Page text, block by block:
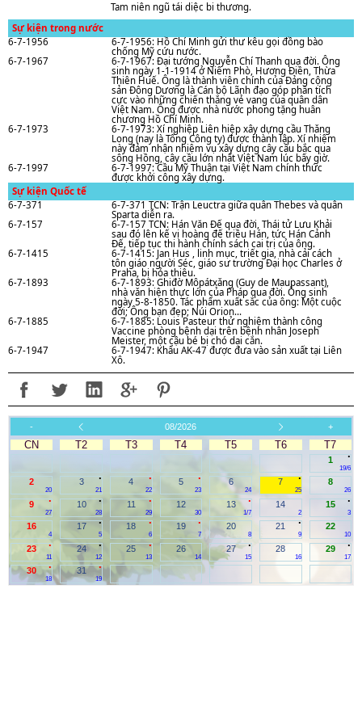
Tam niên ngũ tái diệc bi thương.
Sự kiện trong nước
6-7-1956
6-7-1956: Hồ Chí Minh gửi thư kêu gọi đồng bào
chống Mỹ cứu nước.
6-7-1967
6-7-1967: Đại tướng Nguyễn Chí Thanh qua đời. Ông
sinh ngày 1-1-1914 ở Niêm Phò, Hương Điền, Thừa
Thiên Huế. Ông là thành viên chính của Đảng cộng
sản Đông Dương là Cán bộ Lãnh đạo góp phần tích
cực vào những chiến thắng vẻ vang của quân dân
Việt Nam. Ông được nhà nước phong tặng huân
chương Hồ Chí Minh.
6-7-1973
6-7-1973: Xí nghiệp Liên hiệp xây dựng cầu Thǎng
Long (nay là Tổng Công ty) được thành lập. Xí nhiệm
này đảm nhận nhiệm vụ xây dựng cây cầu bắc qua
sông Hồng, cây cầu lớn nhất Việt Nam lúc bấy giờ.
6-7-1997
6-7-1997: Cầu Mỹ Thuận tại Việt Nam chính thức
được khởi công xây dựng.
Sự kiện Quốc tế
6-7-371
6-7-371 TCN: Trận Leuctra giữa quân Thebes và quân
Sparta diễn ra.
6-7-157
6-7-157 TCN: Hán Văn Đế qua đời, Thái tử Lưu Khải
sau đó lên kế vị hoàng đế triều Hán, tức Hán Cảnh
Đế, tiếp tục thi hành chính sách cai trị của ông.
6-7-1415
6-7-1415: Jan Hus , linh mục, triết gia, nhà cải cách
tôn giáo người Séc, giáo sư trường Đại học Charles ở
Praha, bị hỏa thiêu.
6-7-1893
6-7-1893: Ghiđờ Môpátxǎng (Guy de Maupassant),
nhà vǎn hiện thực lớn của Pháp qua đời. Ông sinh
ngày 5-8-1850. Tác phẩm xuất sắc của ông: Một cuộc
đời; Ông bạn đẹp; Núi Orion…
6-7-1885
6-7-1885: Louis Pasteur thử nghiệm thành công
Vaccine phòng bệnh dại trên bệnh nhân Joseph
Meister, một cậu bé bị chó dại cắn.
6-7-1947
6-7-1947: Khẩu AK-47 được đưa vào sản xuất tại Liên
Xô.
- 08/2026 +
CN T2 T3 T4 T5 T6 T7
.
1
19/6
2
20
.
3
21
.
4
22
.
5
23
6
24
.
7
25
8
26
.
9
27
.
10
28
.
11
29
12
30
.
13
1/7
14
2
.
15
3
16
4
.
17
5
.
18
6
.
19
7
20
8
.
21
9
22
10
.
23
11
.
24
12
.
25
13
26
14
.
27
15
28
16
.
29
17
.
30
18
.
31
19